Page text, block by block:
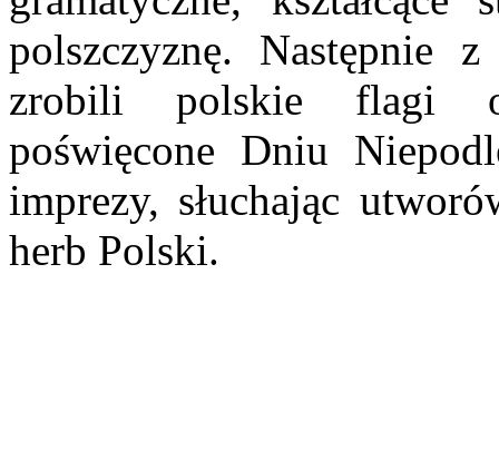
polszczyznę. Następnie
zrobili polskie flagi
poświęcone Dniu
imprezy, słuchając
herb Polski.